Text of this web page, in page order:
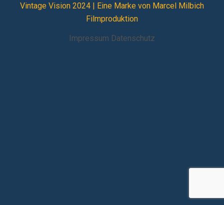
Vintage Vision 2024 | Eine Marke von Marcel Milbich
Filmproduktion
Impressum Datenschutz